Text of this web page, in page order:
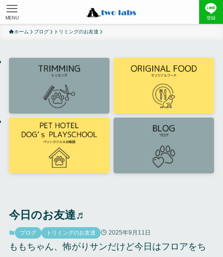
登録
MENU
ホーム ブログ トリミングのお友達
今日のお友達♬
ブログ トリミングのお友達 2025年9月11日
ももちゃん、怖がりサンだけど今日はフロアをち